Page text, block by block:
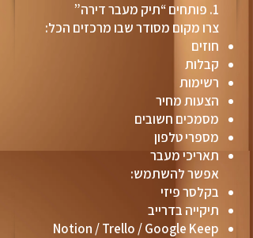
1. פותחים “תיק מעבר דירה”
צרו מקום מסודר שבו מרכזים הכל:
חוזים
קבלות
רשימות
הצעות מחיר
מסמכים חשובים
מספרי טלפון
תאריכי מעבר
אפשר להשתמש:
בקלסר פיזי
תיקייה בדרייב
Notion / Trello / Google Keep